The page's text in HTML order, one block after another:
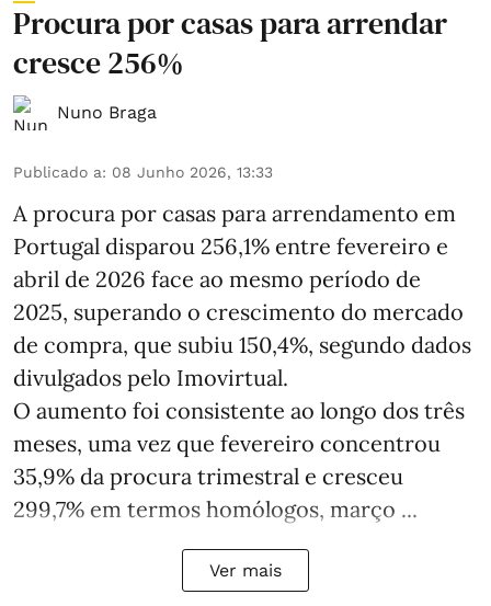
Procura por casas para arrendar
cresce 256%
Nuno Braga
Publicado a: 08 Junho 2026, 13:33
A procura por casas para arrendamento em
Portugal disparou 256,1% entre fevereiro e
abril de 2026 face ao mesmo período de
2025, superando o crescimento do mercado
de compra, que subiu 150,4%, segundo dados
divulgados pelo Imovirtual.
O aumento foi consistente ao longo dos três
meses, uma vez que fevereiro concentrou
35,9% da procura trimestral e cresceu
299,7% em termos homólogos, março ...
Ver mais